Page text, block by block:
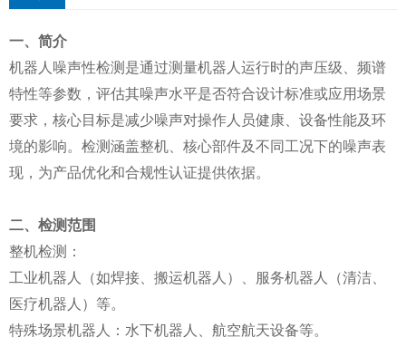
一、简介‌
机器人噪声性检测是通过测量机器人运行时的声压级、频谱
特性等参数，评估其噪声水平是否符合设计标准或应用场景
要求，核心目标是减少噪声对操作人员健康、设备性能及环
境的影响‌。检测涵盖整机、核心部件及不同工况下的噪声表
现，为产品优化和合规性认证提供依据‌。
二、检测范围‌
整机检测‌：
工业机器人（如焊接、搬运机器人）、服务机器人（清洁、
医疗机器人）等‌。
特殊场景机器人：水下机器人、航空航天设备等‌。